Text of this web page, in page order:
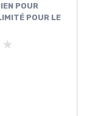
POUR
POUR LE